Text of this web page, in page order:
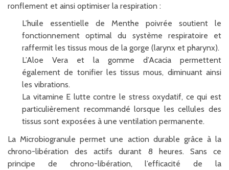
ronflement et ainsi optimiser la respiration :
L’huile essentielle de Menthe poivrée soutient le
fonctionnement optimal du système respiratoire et
raffermit les tissus mous de la gorge (larynx et pharynx).
L’Aloe Vera et la gomme d’Acacia permettent
également de tonifier les tissus mous, diminuant ainsi
les vibrations.
La vitamine E lutte contre le stress oxydatif, ce qui est
particulièrement recommandé lorsque les cellules des
tissus sont exposées à une ventilation permanente .
La Microbiogranule permet une action durable grâce à la
chrono-libération des actifs durant 8 heures. Sans ce
principe de chrono-libération, l’efficacité de la